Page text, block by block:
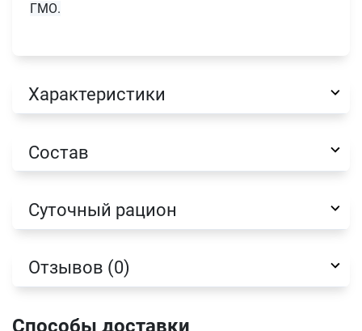
ГМО.
Характеристики
Состав
Суточный рацион
Отзывов (0)
Способы доставки
Телефон